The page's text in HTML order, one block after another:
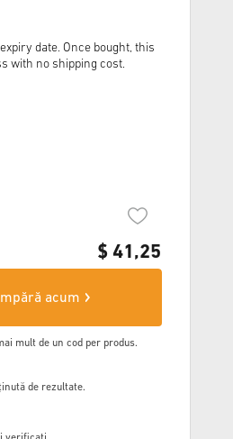
date. Once bought, this
with no shipping cost.
$ 41,25
acum
mult de un cod per produs.
de rezultate.